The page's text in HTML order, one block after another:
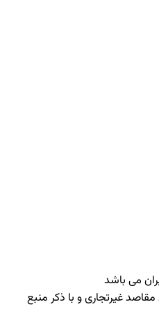
می باشد
غیرتجاری و با ذکر منبع